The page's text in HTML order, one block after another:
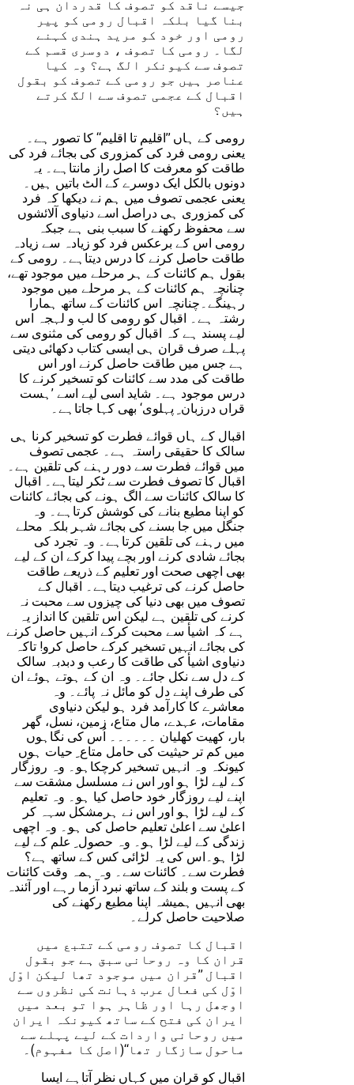
جیسے ناقد کو تصوف کا قدردان ہی نہ
بنا گیا بلکہ اقبال رومی کو پیر
رومی اور خود کو مرید ہندی کہنے
لگا۔ رومی کا تصوف ، دوسری قسم کے
تصوف سے کیونکر الگ ہے؟ وہ کیا
عناصر ہیں جو رومی کے تصوف کو بقول
اقبال کے عجمی تصوف سے الگ کرتے
ہیں؟
رومی کے ہاں ’’اقلیم تا اقلیم‘‘ کا تصور ہے۔
یعنی رومی فرد کی کمزوری کی بجائے فرد کی
طاقت کو معرفت کا اصل راز مانتاہے۔ یہ
دونوں بالکل ایک دوسرے کے الٹ باتیں ہیں۔
یعنی عجمی تصوف میں ہم نے دیکھا کہ فرد
کی کمزوری ہی دراصل اسے دنیاوی آلائشوں
سے محفوظ رکھنے کا سبب بنی ہے جبکہ
رومی اس کے برعکس فرد کو زیادہ سے زیادہ
طاقت حاصل کرنے کا درس دیتاہے۔ رومی کے
بقول ہم کائنات کے ہر مرحلے میں موجود تھے،
چنانچہ ہم کائنات کے ہر مرحلے میں موجود
رہینگے۔چنانچہ اس کائنات کے ساتھ ہمارا
رشتہ ہے۔ اقبال کو رومی کا لب و لہجہ اس
لیے پسند ہے کہ اقبال کو رومی کی مثنوی سے
پہلے صرف قران ہی ایسی کتاب دکھائی دیتی
ہے جس میں طاقت حاصل کرنے اور اس
طاقت کی مدد سے کائنات کو تسخیر کرنے کا
درس موجود ہے۔ شاید اسی لیے اسے ’ہست
قراں درزبان ِ پہلوی‘ بھی کہا جاتاہے۔
اقبال کے ہاں قوائے فطرت کو تسخیر کرنا ہی
سالک کا حقیقی راستہ ہے۔ عجمی تصوف
میں قوائے فطرت سے دور رہنے کی تلقین ہے۔
اقبال کا تصوف فطرت سے ٹکر لیتاہے۔ اقبال
کا سالک کائنات سے الگ ہونے کی بجائے کائنات
کو اپنا مطیع بنانے کی کوشش کرتاہے۔ وہ
جنگل میں جا بسنے کی بجائے شہر بلکہ محلے
میں رہنے کی تلقین کرتاہے۔ وہ تجرد کی
بجائے شادی کرنے اور بچے پیدا کرکے ان کے لیے
بھی اچھی صحت اور تعلیم کے ذریعے طاقت
حاصل کرنے کی ترغیب دیتاہے۔ اقبال کے
تصوف میں بھی دنیا کی چیزوں سے محبت نہ
کرنے کی تلقین ہے لیکن اس تلقین کا انداز یہ
ہے کہ اشیأ سے محبت کرکے انہیں حاصل کرنے
کی بجائے انہیں تسخیر کرکے حاصل کرو! تاکہ
دنیاوی اشیأ کی طاقت کا رعب و دبدبہ سالک
کے دل سے نکل جائے۔ وہ ان کے ہوتے ہوئے ان
کی طرف اپنے دل کو مائل نہ پائے۔ وہ
معاشرے کا کارآمد فرد ہو لیکن دنیاوی
مقامات، عہدے، مال متاع، زمین، نسل، گھر
بار، کھیت کھلیان ۔۔۔۔۔۔ اُس کی نگاہوں
میں کم تر حیثیت کی حامل متاع ِ حیات ہوں
کیونکہ وہ انہیں تسخیر کرچکاہو۔ وہ روزگار
کے لیے لڑا ہو اور اس نے مسلسل مشقت سے
اپنے لیے روزگار خود حاصل کیا ہو۔ وہ تعلیم
کے لیے لڑا ہو اور اس نے ہرمشکل سہہ کر
اعلیٰ سے اعلیٰ تعلیم حاصل کی ہو۔ وہ اچھی
زندگی کے لیے لڑا ہو۔ وہ حصول ِ علم کے لیے
لڑا ہو۔اس کی یہ لڑائی کس کے ساتھ ہے؟
فطرت سے۔ کائنات سے۔ وہ ہمہ وقت کائنات
کے پست و بلند کے ساتھ نبرد آزما رہے اور آئندہ
بھی انہیں ہمیشہ اپنا مطیع رکھنے کی
صلاحیت حاصل کرلے۔
اقبال کا تصوف رومی کے تتبع میں
قران کا وہ روحانی سبق ہے جو بقول
اقبال ’’قران میں موجود تھا لیکن اوّل
اوّل کی فعال عرب ذہانت کی نظروں سے
اوجھل رہا اور ظاہر ہوا تو بعد میں
ایران کی فتح کے ساتھ کیونکہ ایران
میں روحانی واردات کے لیے پہلے سے
ماحول سازگار تھا‘‘(اصل کا مفہوم)۔
اقبال کو قران میں کہاں نظر آتاہے ایسا